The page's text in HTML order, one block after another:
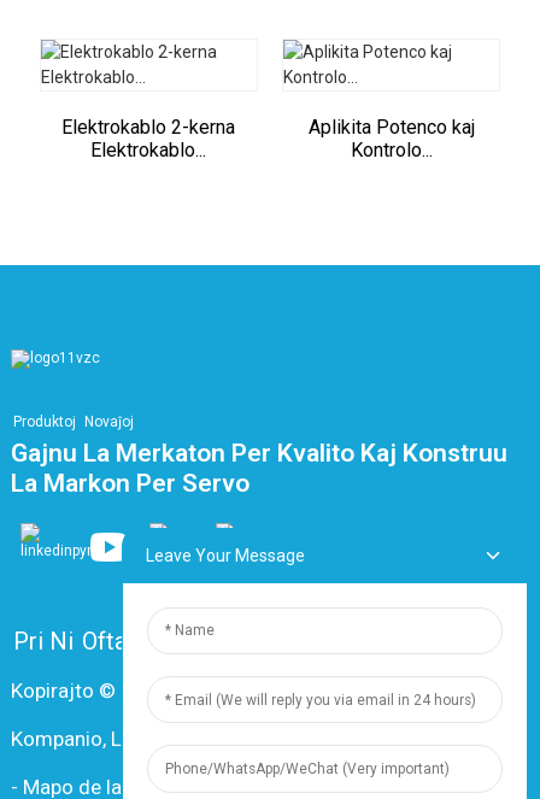
Elektrokablo 2-kerna
Elektrokablo...
Aplikita Potenco kaj
Kontrolo...
Produktoj Novaĵoj
Gajnu La Merkaton Per Kvalito Kaj Konstruu
La Markon Per Servo
Pri Ni Oftaj Demandoj
Kopirajto © 2024 Ŝanhaja Dingzun Elektra kaj Kabla
Kompanio, Ltd. Ĉiuj rajtoj rezervitaj
- Mapo de la retejo- Resource
Leave Your Message